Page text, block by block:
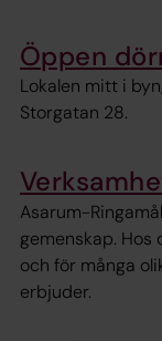
Öppen
Lokalen mitt i
Storgatan 28.
Asarum-
gemenskap. Hos
och för många
erbjuder.